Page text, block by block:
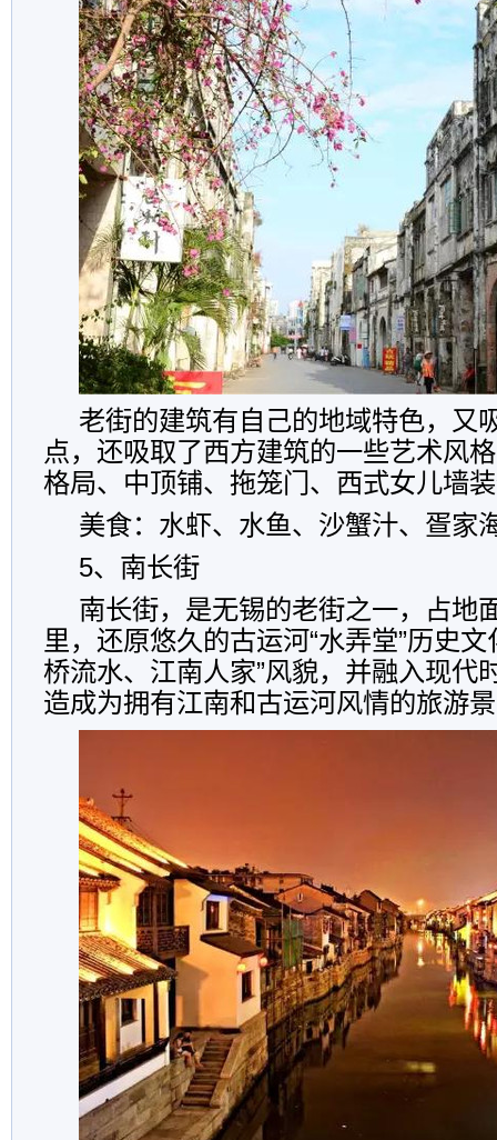
老街的建筑有自己的地域特色，又
点，还吸取了西方建筑的一些艺术风
格局、中顶铺、拖笼门、西式女儿墙
美食：水虾、水鱼、沙蟹汁、疍家
5、南长街
南长街，是无锡的老街之一，占地
里，还原悠久的古运河“水弄堂”历史
桥流水、江南人家”风貌，并融入现代
造成为拥有江南和古运河风情的旅游